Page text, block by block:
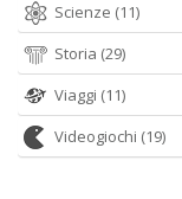
Scienze (11)
Storia (29)
Viaggi (11)
Videogiochi (19)